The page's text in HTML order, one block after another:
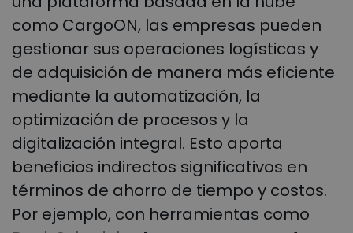
como CargoON, las empresas pueden
gestionar sus operaciones logísticas y
de adquisición de manera más eficiente
mediante la automatización, la
optimización de procesos y la
digitalización integral. Esto aporta
beneficios indirectos significativos en
términos de ahorro de tiempo y costos.
Por ejemplo, con herramientas como